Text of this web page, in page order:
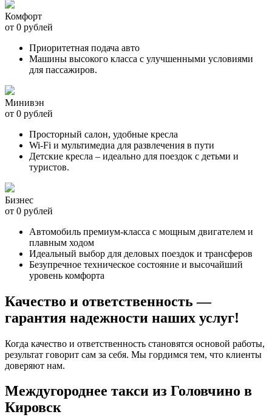
Комфорт
от 0 рублей
Приоритетная подача авто
Машины высокого класса с улучшенными условиями
для пассажиров.
Минивэн
от 0 рублей
Просторный салон, удобные кресла
Wi-Fi и мультимедиа для развлечения в пути
Детские кресла – идеально для поездок с детьми и
туристов.
Бизнес
от 0 рублей
Автомобиль премиум-класса с мощным двигателем и
плавным ходом
Идеальный выбор для деловых поездок и трансферов
Безупречное техническое состояние и высочайший
уровень комфорта
Качество и ответственность —
гарантия надежности наших услуг!
Когда качество и ответственность становятся основой работы,
результат говорит сам за себя. Мы гордимся тем, что клиенты
доверяют нам.
Междугороднее такси из Головчино в
Кировск